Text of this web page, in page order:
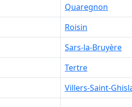
Quaregnon
Roisin
Sars-la-Bruyère
Tertre
Villers-Saint-